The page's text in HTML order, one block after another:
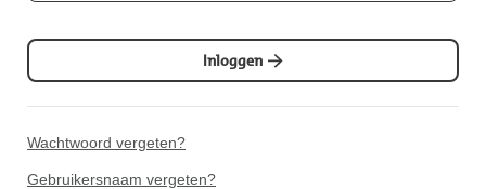
Inloggen
Wachtwoord vergeten?
Gebruikersnaam vergeten?